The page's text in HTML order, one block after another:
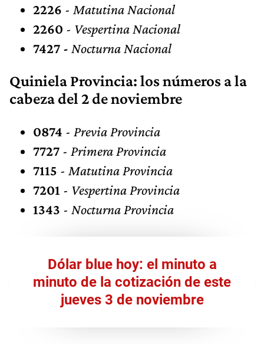
2226 - Matutina Nacional
2260 - Vespertina Nacional
7427 - Nocturna Nacional
Quiniela Provincia: los números a la
cabeza del 2 de noviembre
0874 - Previa Provincia
7727 - Primera Provincia
7115 - Matutina Provincia
7201 - Vespertina Provincia
1343 - Nocturna Provincia
Dólar blue hoy: el minuto a
minuto de la cotización de este
jueves 3 de noviembre